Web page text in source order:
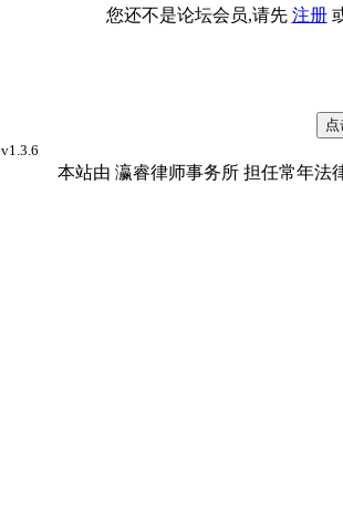
您还不是论坛会员,请先 注册
v1.3.6
本站由 瀛睿律师事务所 担任常年法